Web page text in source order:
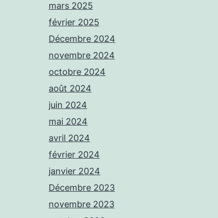
mars 2025
février 2025
Décembre 2024
novembre 2024
octobre 2024
août 2024
juin 2024
mai 2024
avril 2024
février 2024
janvier 2024
Décembre 2023
novembre 2023